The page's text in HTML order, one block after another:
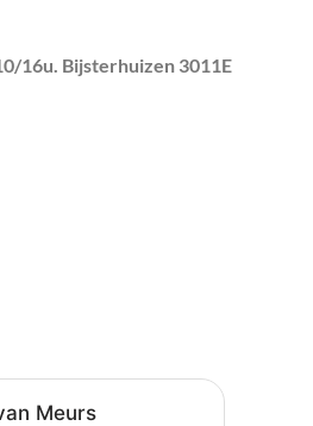
16u. Bijsterhuizen 3011E